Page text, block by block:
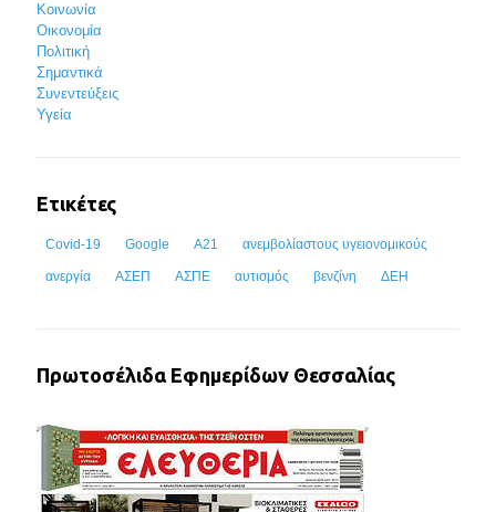
Κοινωνία
Οικονομία
Πολιτική
Σημαντικά
Συνεντεύξεις
Υγεία
Ετικέτες
Covid-19 Google Α21 ανεμβολίαστους υγειονομικούς
ανεργία ΑΣΕΠ ΑΣΠΕ αυτισμός βενζίνη ΔΕΗ
Πρωτοσέλιδα Εφημερίδων Θεσσαλίας